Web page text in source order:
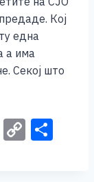
Кој
една
а има
Секој што
E C